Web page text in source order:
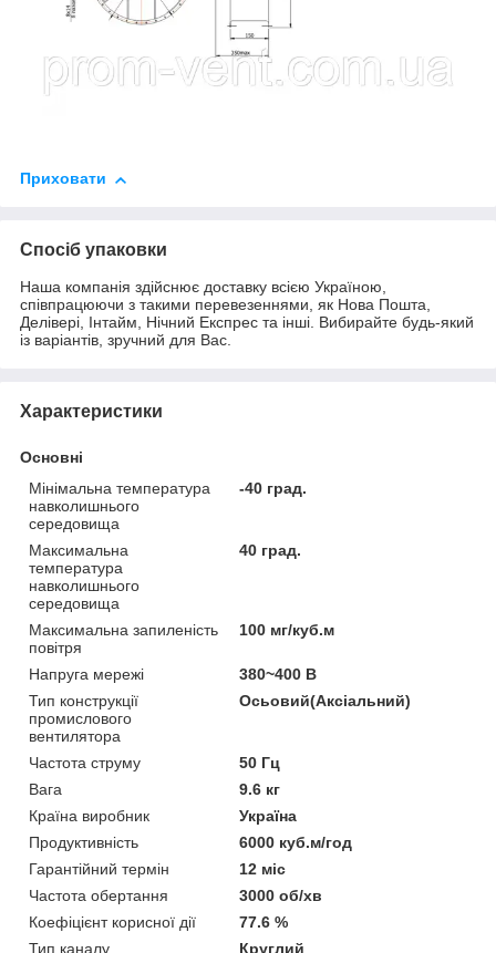
Приховати
Спосіб упаковки
Наша компанія здійснює доставку всією Україною,
співпрацюючи з такими перевезеннями, як Нова Пошта,
Делівері, Інтайм, Нічний Експрес та інші. Вибирайте будь-який
із варіантів, зручний для Вас.
Характеристики
Основні
Мінімальна температура
навколишнього
середовища
-40 град.
Максимальна
температура
навколишнього
середовища
40 град.
Максимальна запиленість
повітря
100 мг/куб.м
Напруга мережі
380~400 В
Тип конструкції
промислового
вентилятора
Осьовий(Аксіальний)
Частота струму
50 Гц
Вага
9.6 кг
Країна виробник
Україна
Продуктивність
6000 куб.м/год
Гарантійний термін
12 міс
Частота обертання
3000 об/хв
Коефіцієнт корисної дії
77.6 %
Тип каналу
Круглий